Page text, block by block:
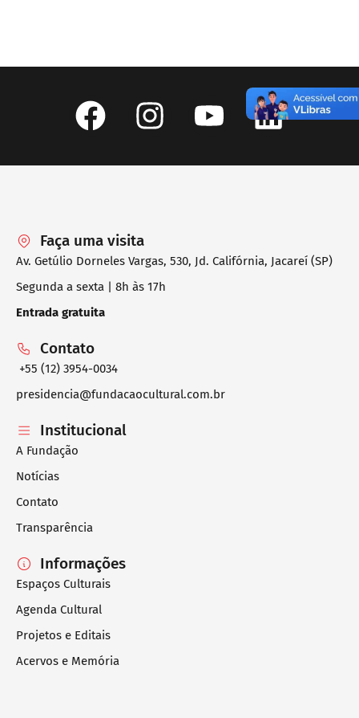
Faça uma visita
Av. Getúlio Dorneles Vargas, 530, Jd. Califórnia, Jacareí (SP)
Segunda a sexta | 8h às 17h
Entrada gratuita
Contato
+55 (12) 3954-0034
presidencia@fundacaocultural.com.br
Institucional
A Fundação
Notícias
Contato
Transparência
Informações
Espaços Culturais
Agenda Cultural
Projetos e Editais
Acervos e Memória